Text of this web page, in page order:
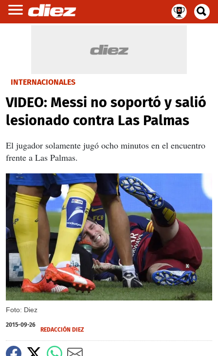
INTERNACIONALES
VIDEO: Messi no soportó y salió
lesionado contra Las Palmas
El jugador solamente jugó ocho minutos en el encuentro
frente a Las Palmas.
Foto: Diez
X
2015-09-26
REDACCIÓN DIEZ